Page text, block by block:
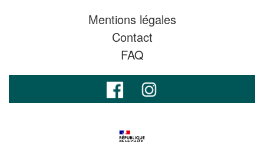
Mentions légales
Contact
FAQ